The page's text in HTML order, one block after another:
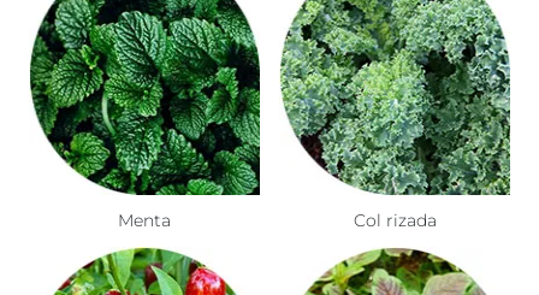
Menta Col rizada